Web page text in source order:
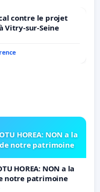
contre le projet
Vitry-sur-Seine
HOREA: NON a la
notre patrimoine
HOREA: NON a la
notre patrimoine